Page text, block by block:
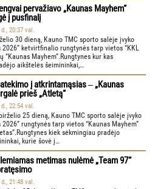
pervažiavo „Kaunas Mayhem“
į pusfinalį
20:37 val.
30 dieną, Kauno TMC sporto salėje įvyko
2026” ketvirtfinalio rungtynės tarp vietos “KKL
“Kaunas Mayhem”.Rungtynes kur kas
aikštelės šeimininkai,…
į atkrintamąsias ‒ „Kaunas
prieš „Atletą“
22:54 val.
25 dieną, Kauno TMC sporto salėje įvyko
2026” rungtynės tarp vietos “Kaunas Mayhem”
kiek sėkmingiau pradėjo
kurie šovė į…
metimas nulėmė „Team 97“
21:48 val.